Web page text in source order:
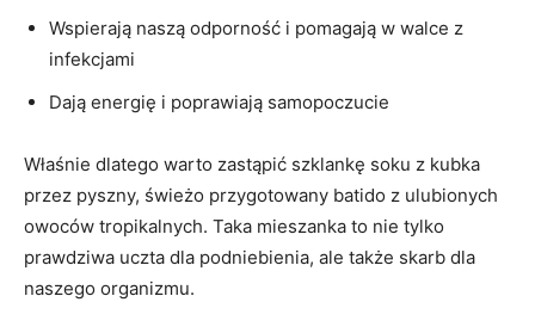
Wspierają naszą odporność i pomagają w walce z
infekcjami
Dają energię i poprawiają samopoczucie
Właśnie dlatego warto zastąpić ⁤szklankę⁤ soku​ z kubka
przez pyszny, świeżo przygotowany batido z ulubionych
owoców tropikalnych. Taka mieszanka to nie tylko
prawdziwa uczta dla podniebienia, ale także‍ skarb⁣ dla
naszego organizmu.